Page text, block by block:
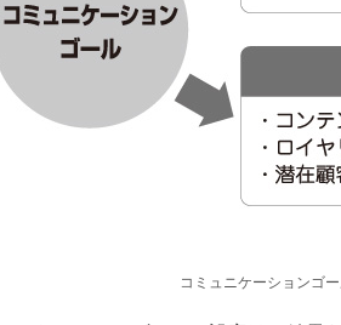
コミュニケーションゴ